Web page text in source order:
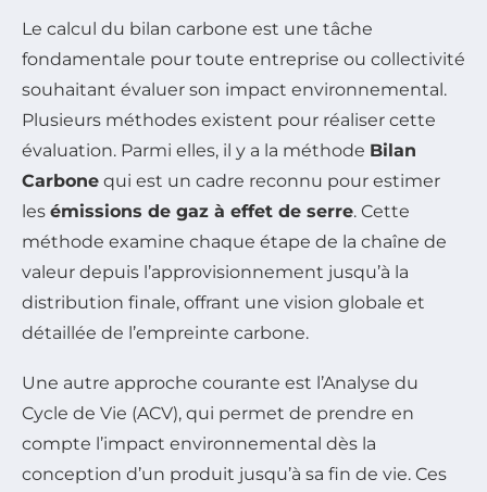
Le calcul du bilan carbone est une tâche
fondamentale pour toute entreprise ou collectivité
souhaitant évaluer son impact environnemental.
Plusieurs méthodes existent pour réaliser cette
évaluation. Parmi elles, il y a la méthode Bilan
Carbone qui est un cadre reconnu pour estimer
les émissions de gaz à effet de serre. Cette
méthode examine chaque étape de la chaîne de
valeur depuis l’approvisionnement jusqu’à la
distribution finale, offrant une vision globale et
détaillée de l’empreinte carbone.
Une autre approche courante est l’Analyse du
Cycle de Vie (ACV), qui permet de prendre en
compte l’impact environnemental dès la
conception d’un produit jusqu’à sa fin de vie. Ces